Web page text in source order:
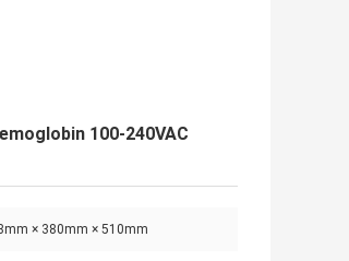
100-240VAC
× 380mm × 510mm